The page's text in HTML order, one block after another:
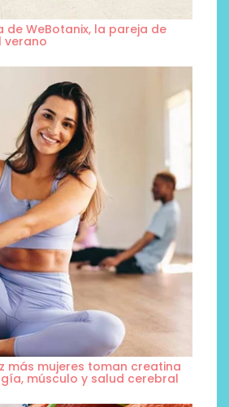
de WeBotanix, la pareja de
verano
más mujeres toman creatina
músculo y salud cerebral